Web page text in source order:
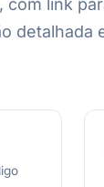
com link
detalhada